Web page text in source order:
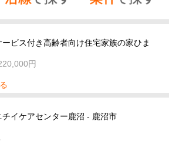
ビス付き高齢者向け住宅家族の家ひま
円
イケアセンター鹿沼 - 鹿沼市